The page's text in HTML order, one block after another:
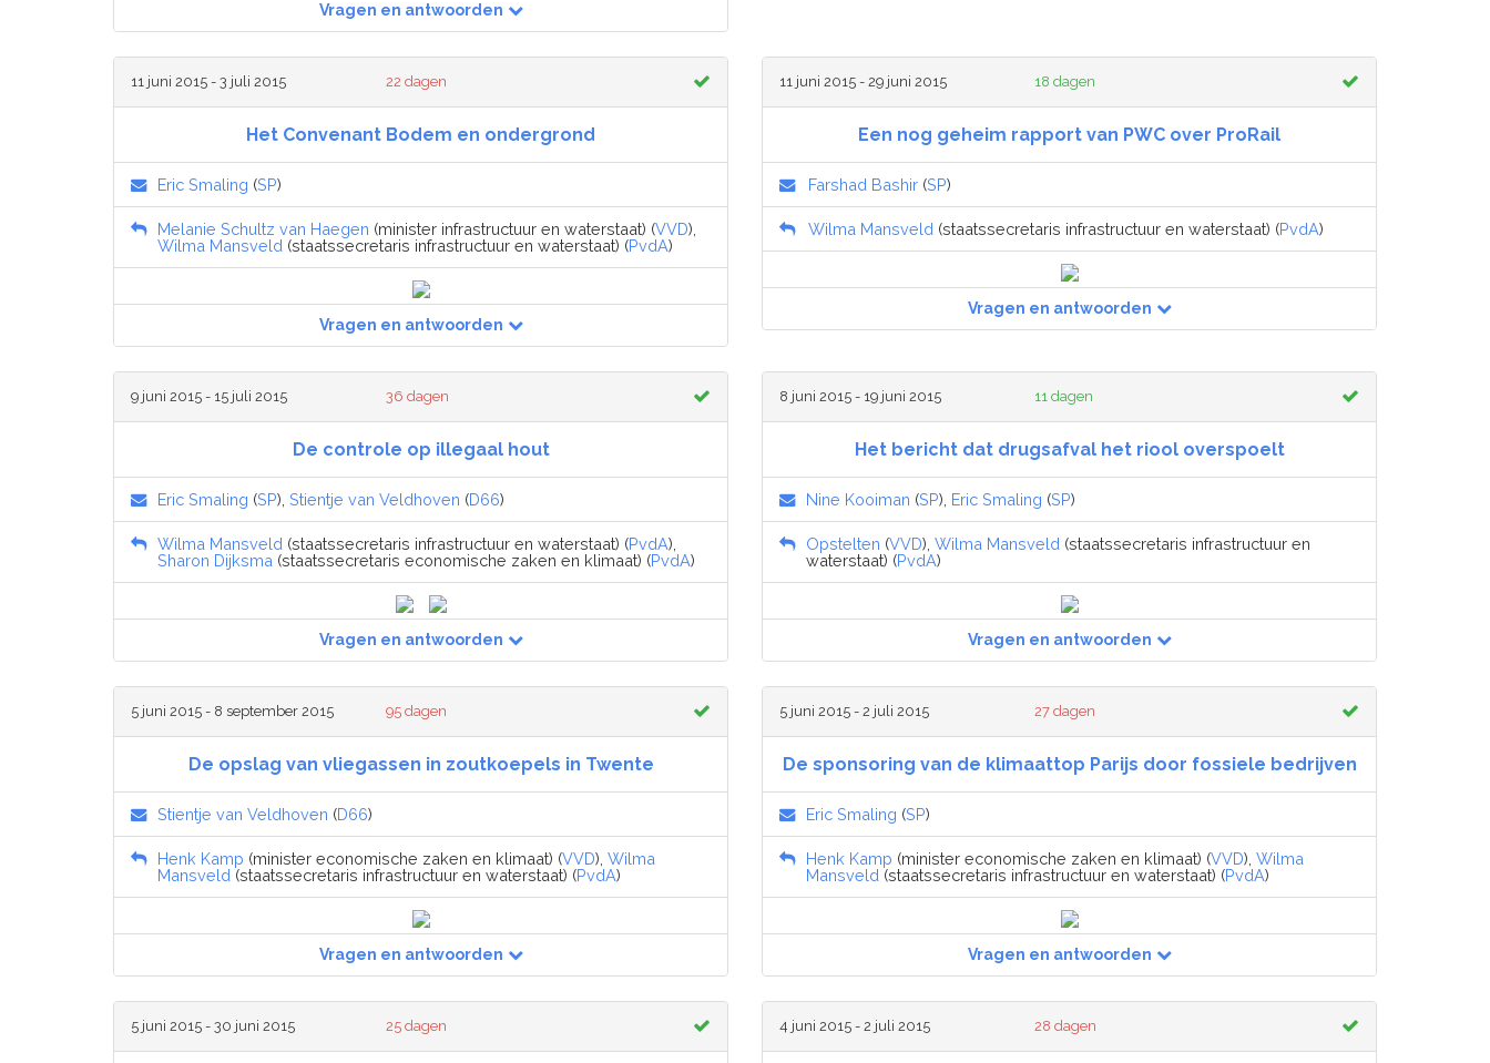
Vragen en antwoorden
11 juni 2015 - 3 juli 2015 22 dagen
Het Convenant Bodem en ondergrond
Eric Smaling (SP)
Melanie Schultz van Haegen (minister infrastructuur en waterstaat) (VVD),
Wilma Mansveld (staatssecretaris infrastructuur en waterstaat) (PvdA)
Vragen en antwoorden
11 juni 2015 - 29 juni 2015 18 dagen
Een nog geheim rapport van PWC over ProRail
Farshad Bashir (SP)
Wilma Mansveld (staatssecretaris infrastructuur en waterstaat) (PvdA)
Vragen en antwoorden
9 juni 2015 - 15 juli 2015 36 dagen
De controle op illegaal hout
Eric Smaling (SP), Stientje van Veldhoven (D66)
Wilma Mansveld (staatssecretaris infrastructuur en waterstaat) (PvdA),
Sharon Dijksma (staatssecretaris economische zaken en klimaat) (PvdA)
Vragen en antwoorden
8 juni 2015 - 19 juni 2015 11 dagen
Het bericht dat drugsafval het riool overspoelt
Nine Kooiman (SP), Eric Smaling (SP)
Opstelten (VVD), Wilma Mansveld (staatssecretaris infrastructuur en
waterstaat) (PvdA)
Vragen en antwoorden
5 juni 2015 - 8 september 2015 95 dagen
De opslag van vliegassen in zoutkoepels in Twente
Stientje van Veldhoven (D66)
Henk Kamp (minister economische zaken en klimaat) (VVD), Wilma
Mansveld (staatssecretaris infrastructuur en waterstaat) (PvdA)
Vragen en antwoorden
5 juni 2015 - 2 juli 2015 27 dagen
De sponsoring van de klimaattop Parijs door fossiele bedrijven
Eric Smaling (SP)
Henk Kamp (minister economische zaken en klimaat) (VVD), Wilma
Mansveld (staatssecretaris infrastructuur en waterstaat) (PvdA)
Vragen en antwoorden
5 juni 2015 - 30 juni 2015 25 dagen 4 juni 2015 - 2 juli 2015 28 dagen